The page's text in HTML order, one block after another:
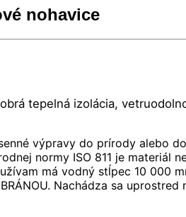
nohavice
tepelná izolácia,
výpravy do prírody alebo
normy ISO 811 je materiál
má vodný stĺpec 10 000
Nachádza sa